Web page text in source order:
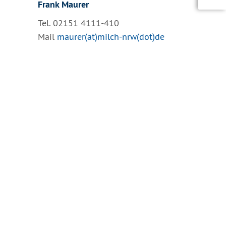
Frank Maurer
Tel. 02151 4111-410
Mail maurer(at)milch-nrw(dot)de